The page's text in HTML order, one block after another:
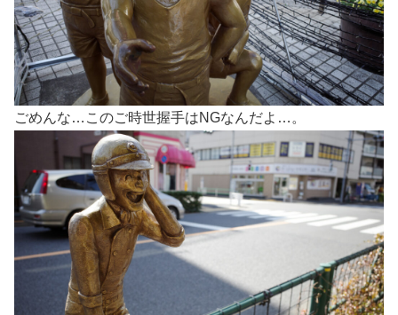
ごめんな…このご時世握手はNGなんだよ…。